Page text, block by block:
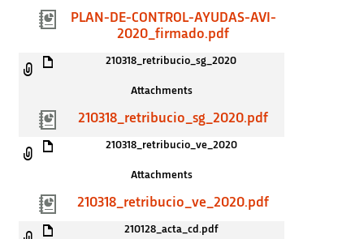
PLAN-DE-CONTROL-AYUDAS-AVI-
2020_firmado.pdf
210318_retribucio_sg_2020
Attachments
210318_retribucio_sg_2020.pdf
210318_retribucio_ve_2020
Attachments
210318_retribucio_ve_2020.pdf
210128_acta_cd.pdf